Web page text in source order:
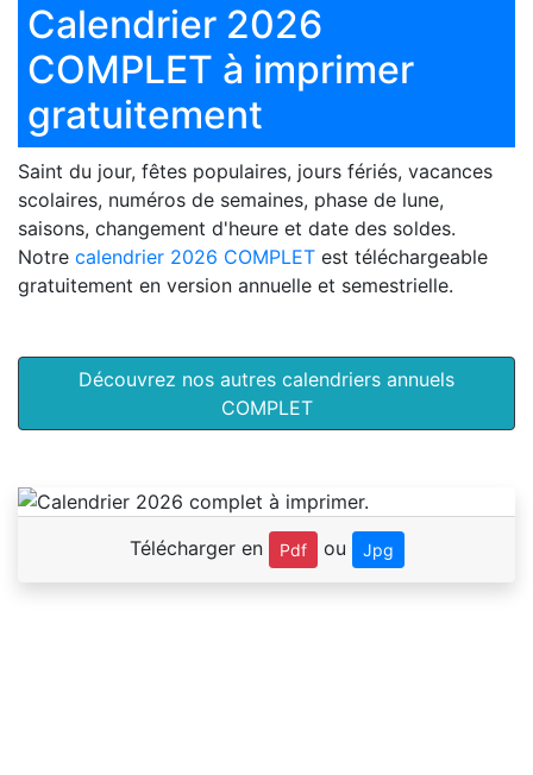
Calendrier 2026
COMPLET à imprimer
gratuitement
Saint du jour, fêtes populaires, jours fériés, vacances
scolaires, numéros de semaines, phase de lune,
saisons, changement d'heure et date des soldes.
Notre calendrier 2026 COMPLET est téléchargeable
gratuitement en version annuelle et semestrielle.
Découvrez nos autres calendriers annuels
COMPLET
Télécharger en Pdf ou Jpg